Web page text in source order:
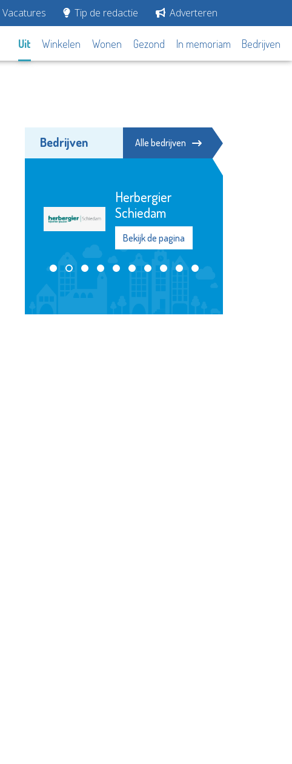
Vacatures Tip de redactie Adverteren
Uit Winkelen Wonen Gezond In memoriam Bedrijven
Bedrijven Alle bedrijven
Stichting
Elckerlyc
Bekijk de pagina